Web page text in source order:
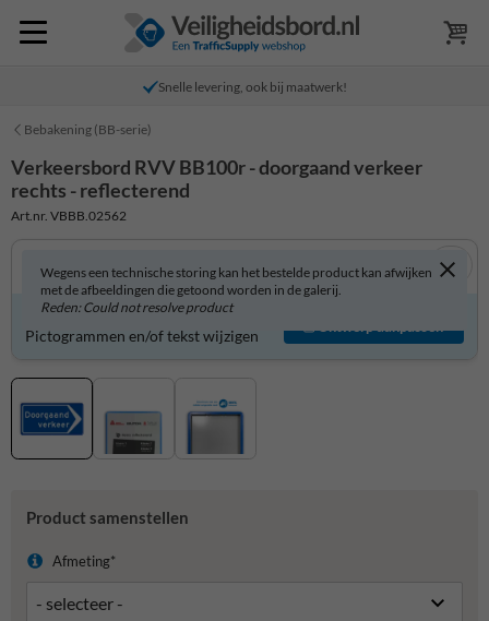
Snelle levering, ook bij maatwerk!
Bebakening (BB-serie)
Verkeersbord RVV BB100r - doorgaand verkeer
rechts - reflecterend
Art.nr. VBBB.02562
Wegens een technische storing kan het bestelde product kan afwijken
met de afbeeldingen die getoond worden in de galerij.
Reden: Could not resolve product
Verkeersbord zelf aanpassen?
Pictogrammen en/of tekst wijzigen
Ontwerp aanpassen
Product samenstellen
Afmeting*